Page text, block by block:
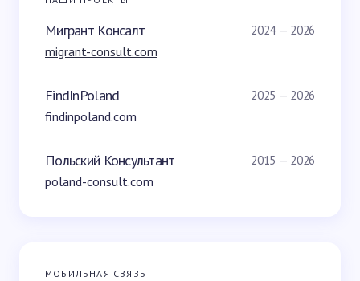
Мигрант Консалт 2024 — 2026
migrant-consult.com
FindInPoland 2025 — 2026
findinpoland.com
Польский Консультант 2015 — 2026
poland-consult.com
МОБИЛЬНАЯ СВЯЗЬ